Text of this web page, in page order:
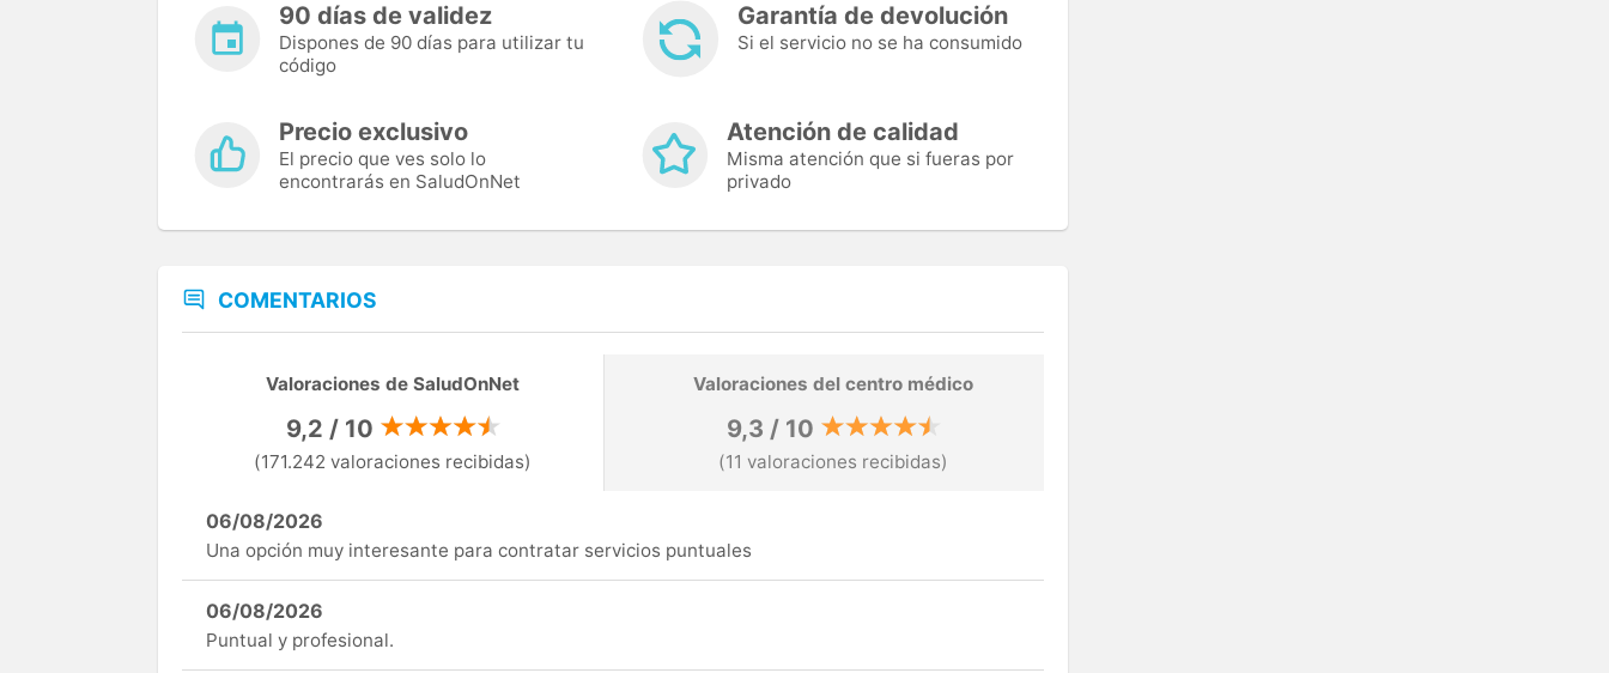
90 días de validez
Dispones de 90 días para utilizar tu
código
Garantía de devolución
Si el servicio no se ha consumido
Precio exclusivo
El precio que ves solo lo
encontrarás en SaludOnNet
Atención de calidad
Misma atención que si fueras por
privado
COMENTARIOS
Valoraciones de SaludOnNet
9,2 / 10
(171.242 valoraciones recibidas)
Valoraciones del centro médico
9,3 / 10
(11 valoraciones recibidas)
06/08/2026
Una opción muy interesante para contratar servicios puntuales
06/08/2026
Puntual y profesional.